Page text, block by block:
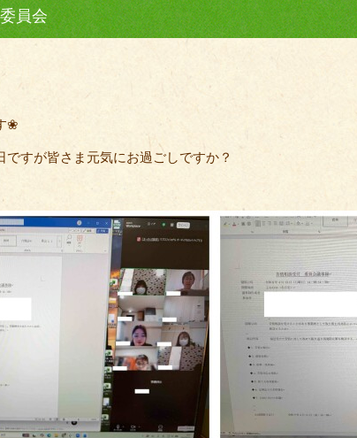
員会
❀
すが皆さま元気にお過ごしですか？